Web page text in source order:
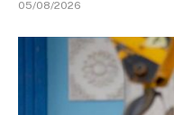
05/08/2026